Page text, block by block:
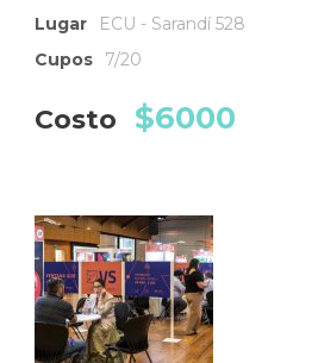
Lugar
ECU - Sarandí 528
Cupos
7/20
Costo $6000